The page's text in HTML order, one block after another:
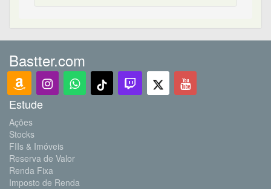
Bastter.com
Estude
Ações
Stocks
FIIs & Imóveis
Reserva de Valor
Renda Fixa
Imposto de Renda